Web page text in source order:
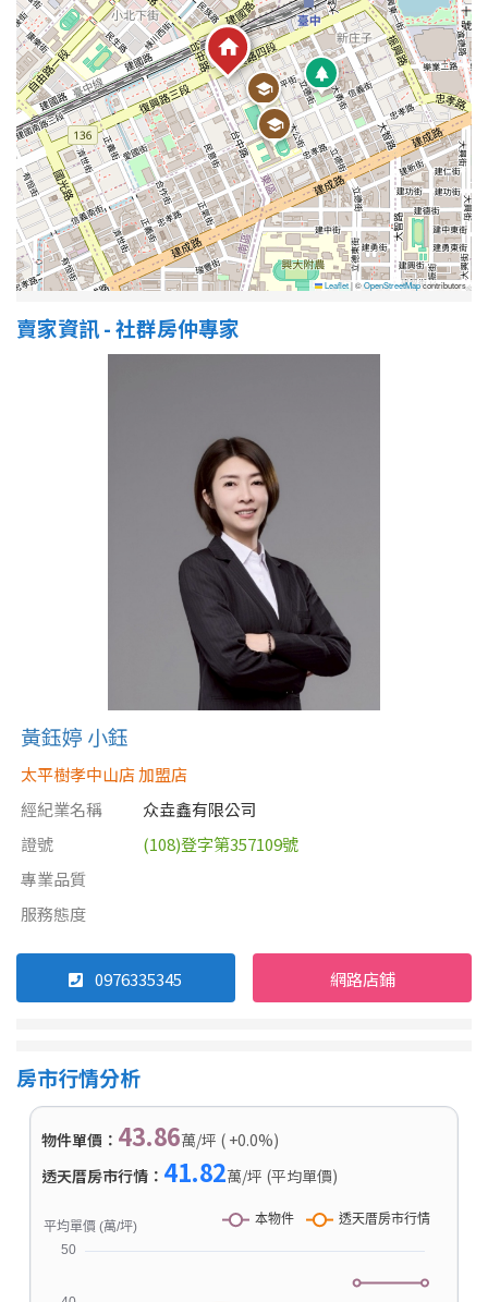
Leaflet|©OpenStreetMapcontributors
賣家資訊 - 社群房仲專家
黃鈺婷 小鈺
太平樹孝中山店 加盟店
經紀業名稱
众垚鑫有限公司
證號
(108)登字第357109號
專業品質
服務態度
0976335345 網路店鋪
房市行情分析
物件單價： 43.86萬/坪 ( +0.0%)
透天厝房市行情： 41.82萬/坪 (平均單價)